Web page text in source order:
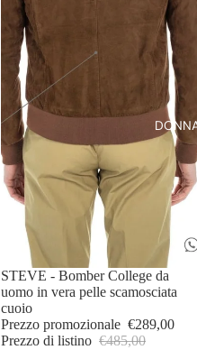
IN OFFERTA
STEVE - Bomber College da
uomo in vera pelle scamosciata
cuoio
Prezzo promozionale €289,00
Prezzo di listino €485,00